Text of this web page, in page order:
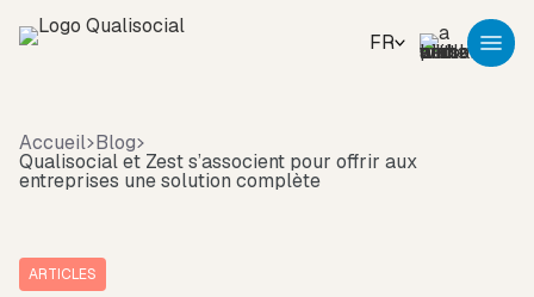
FR
Accueil Blog
Qualisocial et Zest s’associent pour offrir aux
entreprises une solution complète
ARTICLES